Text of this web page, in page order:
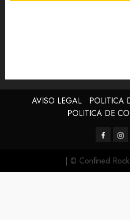
AVISO LEGAL
POLITICA
POLITICA DE
| © Confined